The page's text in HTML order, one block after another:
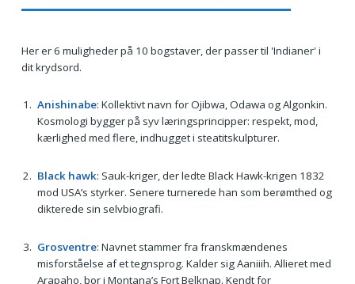
Her er 6 muligheder på 10 bogstaver, der passer til 'Indianer' i
dit krydsord.
Anishinabe: Kollektivt navn for Ojibwa, Odawa og Algonkin.
Kosmologi bygger på syv læringsprincipper: respekt, mod,
kærlighed med flere, indhugget i steatitskulpturer.
Black hawk: Sauk-kriger, der ledte Black Hawk-krigen 1832
mod USA’s styrker. Senere turnerede han som berømthed og
dikterede sin selvbiografi.
Grosventre: Navnet stammer fra franskmændenes
misforståelse af et tegnsprog. Kalder sig Aaniiih. Allieret med
Arapaho, bor i Montana’s Fort Belknap. Kendt for